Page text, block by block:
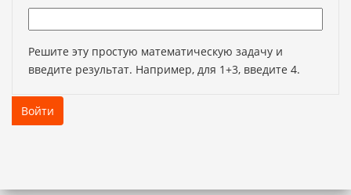
Решите эту простую математическую задачу и
введите результат. Например, для 1+3, введите 4.